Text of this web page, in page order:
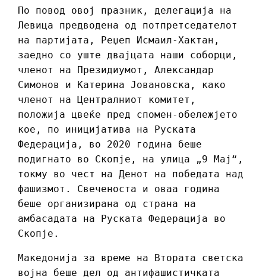
По повод овој празник, делегација на
Левица предводена од потпретседателот
на партијата, Реџеп Исмаил-Хактан,
заедно со уште двајцата наши соборци,
членот на Президиумот, Александар
Симонов и Катерина Јовановска, како
членот на Централниот комитет,
положија цвеќе пред спомен-обележјето
кое, по иницијатива на Руската
Федерација, во 2020 година беше
подигнато во Скопје, на улица „9 Мај“,
токму во чест на Денот на победата над
фашизмот. Свеченоста и оваа година
беше организирана од страна на
амбасадата на Руската Федерација во
Скопје.
Македонија за време на Втората светска
војна беше дел од антифашистичката